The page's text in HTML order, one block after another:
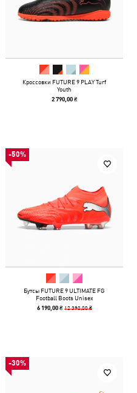
Кроссовки FUTURE 9 PLAY Turf
Youth
2 790,00 ₴
-50%
Бутсы FUTURE 9 ULTIMATE FG
Football Boots Unisex
6 190,00 ₴ 12 390,00 ₴
-30%